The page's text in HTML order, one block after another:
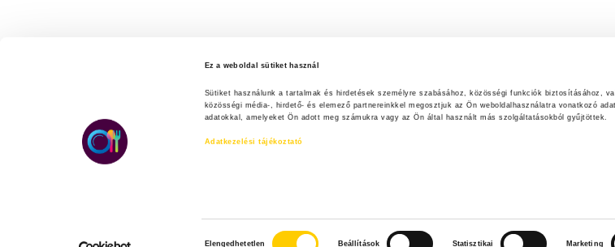
Ez a weboldal sütiket használ
Sütiket használunk a tartalmak és hirdetések személyre szabásához, közösségi funkciók biztosításához,
közösségi média-, hirdető- és elemező partnereinkkel megosztjuk az Ön weboldalhasználatra vonatkozó
adatokkal, amelyeket Ön adott meg számukra vagy az Ön által használt más szolgáltatásokból gyűjtöttek.
Adatkezelési tájékoztató
Elengedhetetlen
Beállítások Statisztikai Marketing